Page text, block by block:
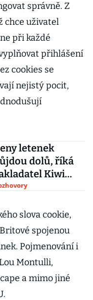
správně. Z
chce uživatel
při každé
přihlášení
cookies se
nejistý pocit,
letenek
dolů, říká
Kiwi
Dlouhý
slova cookie,
spojenou
Pojmenování i
Montulli,
a mimo jiné